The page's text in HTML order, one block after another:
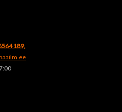
189,